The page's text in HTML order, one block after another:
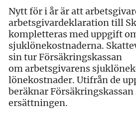
Nytt för i år är att
arbetsgivardeklaration till
kompletteras med uppgift
sjuklönekostnaderna.
sin tur Försäkringskassan
om arbetsgivarens
lönekostnader. Utifrån de
beräknar Försäkringskassan
ersättningen.